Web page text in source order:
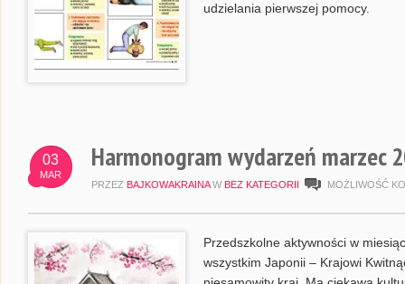
udzielania pierwszej pomocy.
03
MAR
Harmonogram wydarzeń marzec
PRZEZ BAJKOWAKRAINA W BEZ KATEGORII MOŻLIWOŚĆ
Przedszkolne aktywności w
wszystkim Japonii – Krajowi